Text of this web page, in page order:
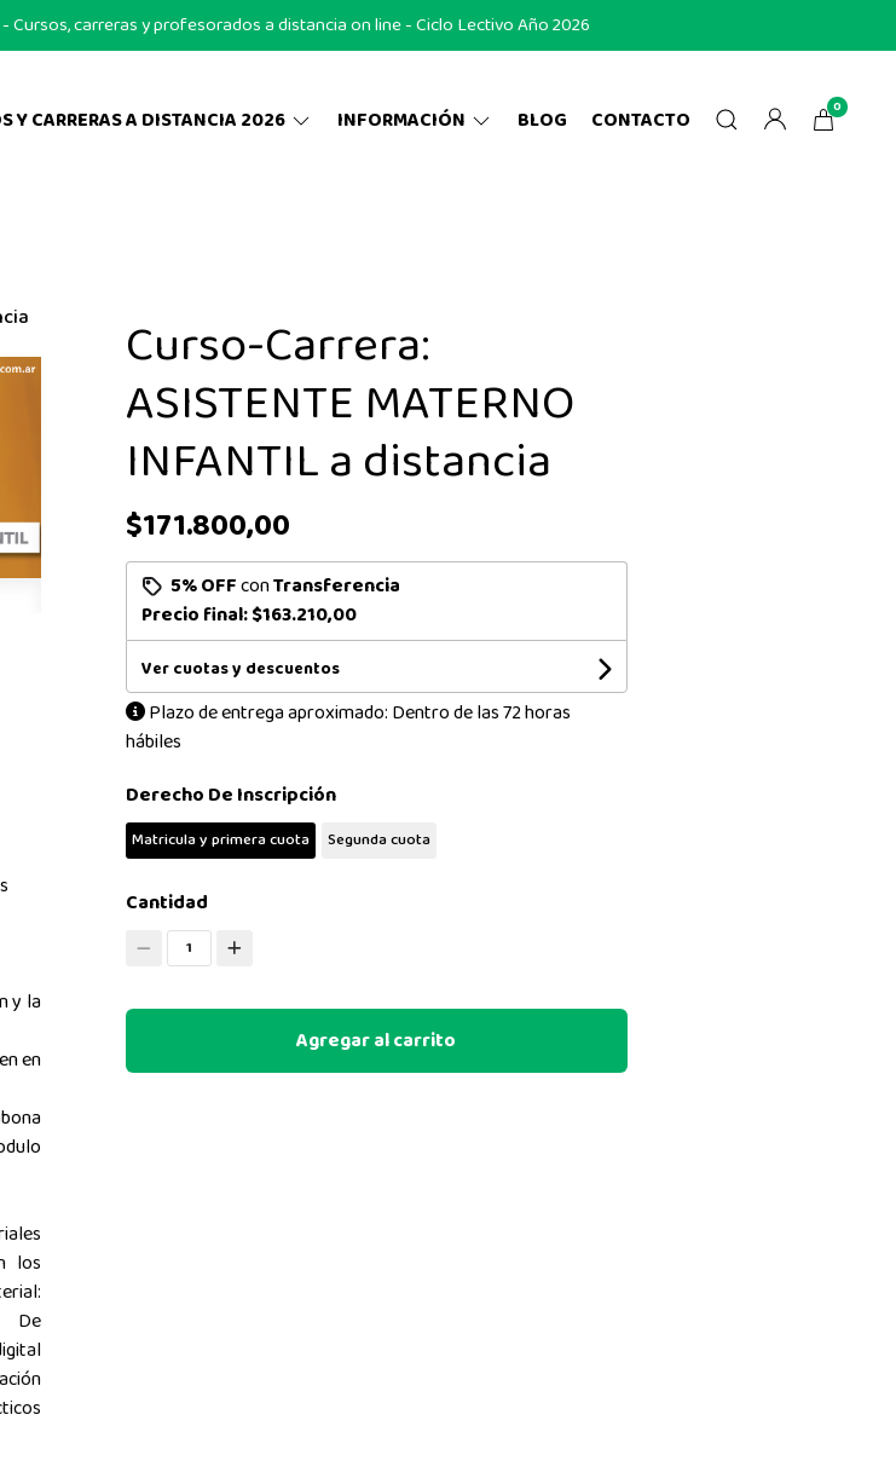
- Cursos, carreras y profesorados a distancia on line - Ciclo Lectivo Año 2026
Y CARRERAS A DISTANCIA 2026 INFORMACIÓN BLOG CONTACTO 0
y la
en
los
De
Curso-Carrera:
ASISTENTE MATERNO
INFANTIL a distancia
$171.800,00
5% OFFconTransferencia
Precio final:$163.210,00
Ver cuotas y descuentos
Plazo de entrega aproximado: Dentro de las 72 horas
hábiles
Derecho De Inscripción
Matricula y primera cuota Segunda cuota
Cantidad
1
Agregar al carrito